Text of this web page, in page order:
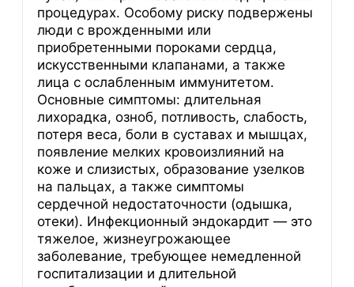
процедурах. Особому риску подвержены
люди с врожденными или
приобретенными пороками сердца,
искусственными клапанами, а также
лица с ослабленным иммунитетом.
Основные симптомы: длительная
лихорадка, озноб, потливость, слабость,
потеря веса, боли в суставах и мышцах,
появление мелких кровоизлияний на
коже и слизистых, образование узелков
на пальцах, а также симптомы
сердечной недостаточности (одышка,
отеки). Инфекционный эндокардит — это
тяжелое, жизнеугрожающее
заболевание, требующее немедленной
госпитализации и длительной